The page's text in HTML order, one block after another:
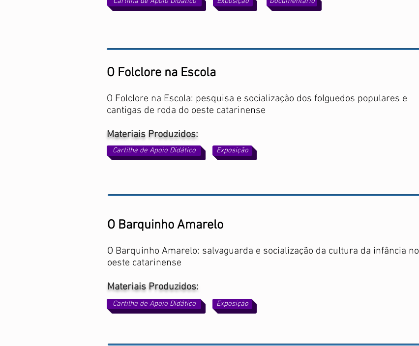
O Folclore na Escola
O Folclore na Escola: pesquisa e socialização dos folguedos populares e
cantigas de roda do oeste catarinense
Materiais Produzidos:
Cartilha de Apoio Didático Exposição
O Barquinho Amarelo
O Barquinho Amarelo: salvaguarda e socialização da cultura da infância no
oeste catarinense
Materiais Produzidos:
Cartilha de Apoio Didático Exposição